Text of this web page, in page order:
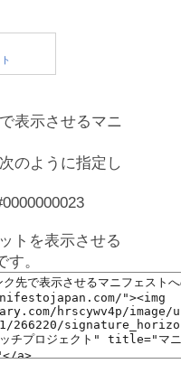
表示させるマニ
のように指定し
トを表示させる
。